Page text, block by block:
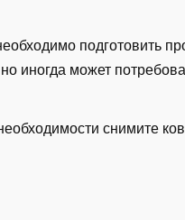
подготовить
иногда может
снимите